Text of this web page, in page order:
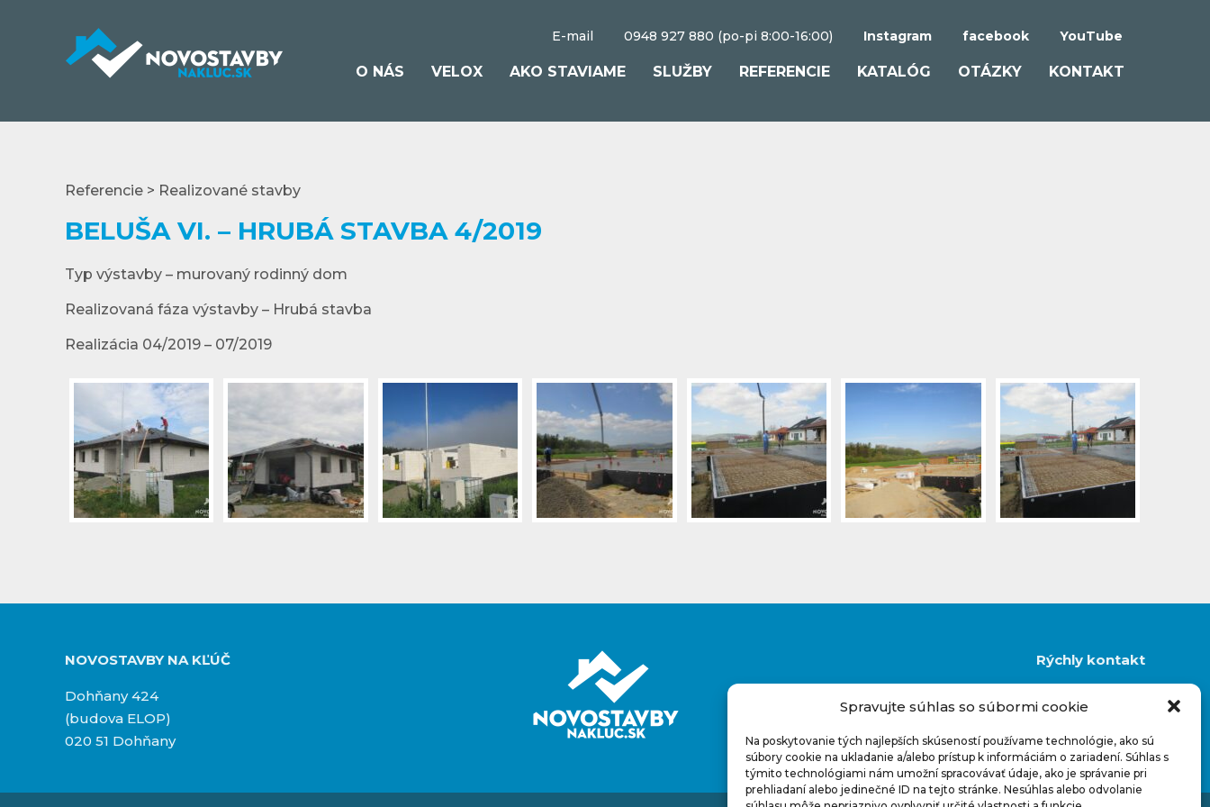
Spravujte súhlas so súbormi cookie
Na poskytovanie tých najlepších skúseností používame technológie, ako sú
súbory cookie na ukladanie a/alebo prístup k informáciám o zariadení. Súhlas s
týmito technológiami nám umožní spracovávať údaje, ako je správanie pri
prehliadaní alebo jedinečné ID na tejto stránke. Nesúhlas alebo odvolanie
O NÁS VELOX AKO STAVIAME SLUŽBY REFERENCIE KATALÓG OTÁZKY KONTAKT
E-mail 0948 927 880 (po-pi 8:00-16:00) Instagram facebook YouTube
Referencie > Realizované stavby
BELUŠA VI. – HRUBÁ STAVBA 4/2019
Typ výstavby – murovaný rodinný dom
Realizovaná fáza výstavby – Hrubá stavba
Realizácia 04/2019 – 07/2019
NOVOSTAVBY NA KĽÚČ
Dohňany 424
(budova ELOP)
020 51 Dohňany
Rýchly kontakt
Facebook